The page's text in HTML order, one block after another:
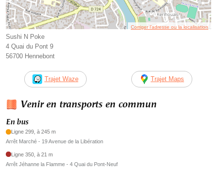
Corriger l’adresse ou la localisation
Sushi N Poke
4 Quai du Pont 9
56700 Hennebont
Trajet Waze Trajet Maps
Venir en transports en commun
En bus
Ligne 299, à 245 m
Arrêt Marché - 19 Avenue de la Libération
Ligne 350, à 21 m
Arrêt Jéhanne la Flamme - 4 Quai du Pont-Neuf